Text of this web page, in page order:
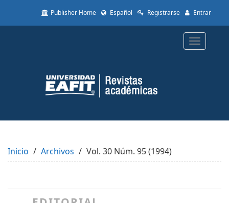
to
Content
Sidebar
Publisher Home Español Registrarse Entrar
Toggle
Inicio Archivos Vol. 30 Núm. 95 (1994)